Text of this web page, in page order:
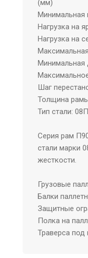
(мм)
Минимальная
Нагрузка на
Нагрузка на
Минимальная
Шаг
Толщина
Тип стали:
Серия рам
стали марки
жесткости.
Грузовые
Балки
Защитные
Полка на
Траверса под